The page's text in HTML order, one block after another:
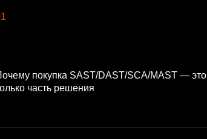
покупка SAST/DAST/SCA/MAST — это
часть решения